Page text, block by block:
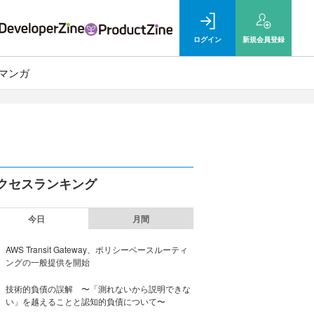
ログイン 新規会員登録
ンガ
セスランキング
今日 月間
AWS Transit Gateway、ポリシーベースルーティ
ングの一般提供を開始
技術的負債の誤解 〜「測れないから説明できな
い」を越えることと認知的負債について〜